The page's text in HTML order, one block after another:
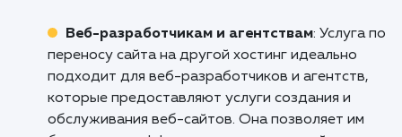
Не допускайте, чтобы проблемы с
хостингом угрожали вашему
присутствию. Вместе с нами вы